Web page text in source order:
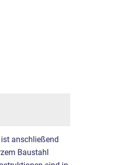
anschließend
Baustahl